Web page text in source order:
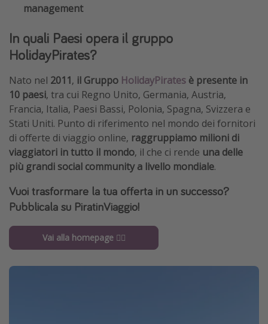
management
In quali Paesi opera il gruppo
HolidayPirates?
Nato nel 2011, il Gruppo HolidayPirates è presente in
10 paesi, tra cui Regno Unito, Germania, Austria,
Francia, Italia, Paesi Bassi, Polonia, Spagna, Svizzera e
Stati Uniti. Punto di riferimento nel mondo dei fornitori
di offerte di viaggio online, raggruppiamo milioni di
viaggiatori in tutto il mondo, il che ci rende una delle
più grandi social community a livello mondiale.
Vuoi trasformare la tua offerta in un successo?
Pubblicala su PiratinViaggio!
Vai alla homepage 🏴‍☠️